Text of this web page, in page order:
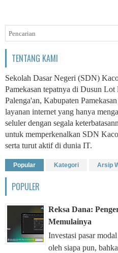
TENTANG KAMI
Sekolah Dasar Negeri (SDN)
Pamekasan tepatnya di Dusun
Palenga'an, Kabupaten
layanan internet yang hanya
seluler dengan segala
untuk memperkenalkan SDN
serta turut aktif di dunia IT.
Popular Kategori Arsip
POPULER
Reksa Dana:
Memulainya
Investasi pasar
oleh siapa pun,